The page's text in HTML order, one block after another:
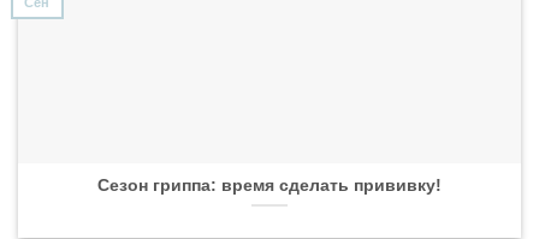
Сезон гриппа: время сделать прививку!
Сен